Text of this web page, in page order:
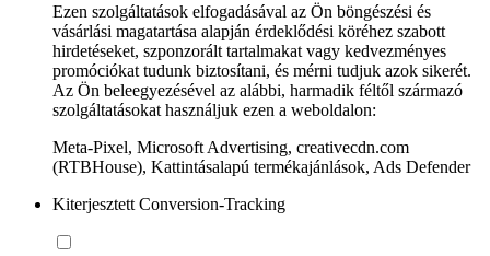
Ezen szolgáltatások elfogadásával az Ön böngészési és
vásárlási magatartása alapján érdeklődési köréhez szabott
hirdetéseket, szponzorált tartalmakat vagy kedvezményes
promóciókat tudunk biztosítani, és mérni tudjuk azok sikerét.
Az Ön beleegyezésével az alábbi, harmadik féltől származó
szolgáltatásokat használjuk ezen a weboldalon:
Meta-Pixel, Microsoft Advertising, creativecdn.com
(RTBHouse), Kattintásalapú termékajánlások, Ads Defender
Kiterjesztett Conversion-Tracking